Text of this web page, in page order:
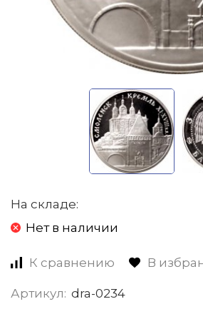
На складе:
Нет в наличии
К сравнению В
Артикул: dra-0234